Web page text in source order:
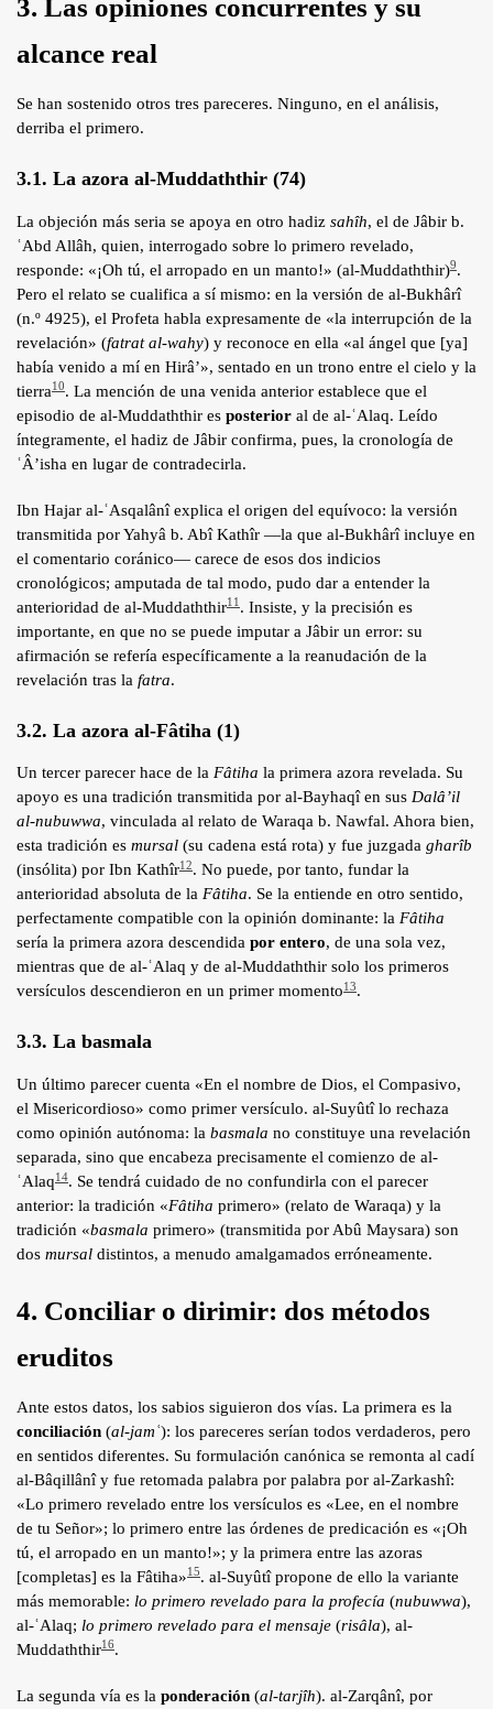
3. Las opiniones concurrentes y su
alcance real
Se han sostenido otros tres pareceres. Ninguno, en el análisis,
derriba el primero.
3.1. La azora al-Muddaththir (74)
La objeción más seria se apoya en otro hadiz sahîh, el de Jâbir b.
ʿAbd Allâh, quien, interrogado sobre lo primero revelado,
responde: «¡Oh tú, el arropado en un manto!» (al-Muddaththir)9.
Pero el relato se cualifica a sí mismo: en la versión de al-Bukhârî
(n.º 4925), el Profeta habla expresamente de «la interrupción de la
revelación» (fatrat al-wahy) y reconoce en ella «al ángel que [ya]
había venido a mí en Hirâ’», sentado en un trono entre el cielo y la
tierra10. La mención de una venida anterior establece que el
episodio de al-Muddaththir es posterior al de al-ʿAlaq. Leído
íntegramente, el hadiz de Jâbir confirma, pues, la cronología de
ʿÂ’isha en lugar de contradecirla.
Ibn Hajar al-ʿAsqalânî explica el origen del equívoco: la versión
transmitida por Yahyâ b. Abî Kathîr —la que al-Bukhârî incluye en
el comentario coránico— carece de esos dos indicios
cronológicos; amputada de tal modo, pudo dar a entender la
anterioridad de al-Muddaththir11 . Insiste, y la precisión es
importante, en que no se puede imputar a Jâbir un error: su
afirmación se refería específicamente a la reanudación de la
revelación tras la fatra.
3.2. La azora al-Fâtiha (1)
Un tercer parecer hace de la Fâtiha la primera azora revelada. Su
apoyo es una tradición transmitida por al-Bayhaqî en sus Dalâ’il
al-nubuwwa, vinculada al relato de Waraqa b. Nawfal. Ahora bien,
esta tradición es mursal (su cadena está rota) y fue juzgada gharîb
(insólita) por Ibn Kathîr12. No puede, por tanto, fundar la
anterioridad absoluta de la Fâtiha. Se la entiende en otro sentido,
perfectamente compatible con la opinión dominante: la Fâtiha
sería la primera azora descendida por entero, de una sola vez,
mientras que de al-ʿAlaq y de al-Muddaththir solo los primeros
versículos descendieron en un primer momento13.
3.3. La basmala
Un último parecer cuenta «En el nombre de Dios, el Compasivo,
el Misericordioso» como primer versículo. al-Suyûtî lo rechaza
como opinión autónoma: la basmala no constituye una revelación
separada, sino que encabeza precisamente el comienzo de al-
ʿAlaq14. Se tendrá cuidado de no confundirla con el parecer
anterior: la tradición «Fâtiha primero» (relato de Waraqa) y la
tradición «basmala primero» (transmitida por Abû Maysara) son
dos mursal distintos, a menudo amalgamados erróneamente.
4. Conciliar o dirimir: dos métodos
eruditos
Ante estos datos, los sabios siguieron dos vías. La primera es la
conciliación (al-jamʿ): los pareceres serían todos verdaderos, pero
en sentidos diferentes. Su formulación canónica se remonta al cadí
al-Bâqillânî y fue retomada palabra por palabra por al-Zarkashî:
«Lo primero revelado entre los versículos es «Lee, en el nombre
de tu Señor»; lo primero entre las órdenes de predicación es «¡Oh
tú, el arropado en un manto!»; y la primera entre las azoras
[completas] es la Fâtiha»15. al-Suyûtî propone de ello la variante
más memorable: lo primero revelado para la profecía (nubuwwa),
al-ʿAlaq; lo primero revelado para el mensaje (risâla), al-
Muddaththir16.
La segunda vía es la ponderación (al-tarjîh). al-Zarqânî, por